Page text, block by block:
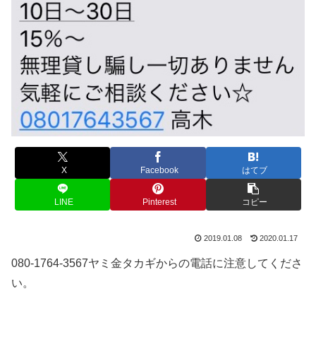
X Facebook はてブ
LINE Pinterest コピー
2019.01.08 2020.01.17
080-1764-3567ヤミ金タカギからの電話に注意してくださ
い。